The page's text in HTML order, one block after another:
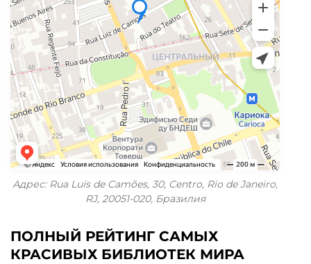
Адрес: Rua Luís de Camões, 30, Centro, Rio de Janeiro,
RJ, 20051-020, Бразилия
ПОЛНЫЙ РЕЙТИНГ САМЫХ
КРАСИВЫХ БИБЛИОТЕК МИРА